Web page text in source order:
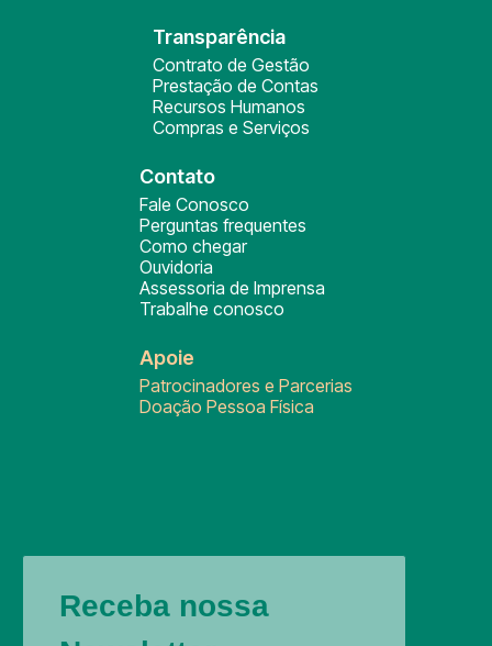
Transparência
Contrato de Gestão
Prestação de Contas
Recursos Humanos
Compras e Serviços
Contato
Fale Conosco
Perguntas frequentes
Como chegar
Ouvidoria
Assessoria de Imprensa
Trabalhe conosco
Apoie
Patrocinadores e Parcerias
Doação Pessoa Física